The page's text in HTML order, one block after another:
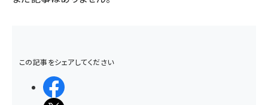
この記事をシェアしてください